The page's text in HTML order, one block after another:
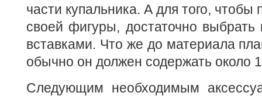
части купальника. А для того, чтобы
своей фигуры, достаточно
вставками. Что же до материала
обычно он должен содержать около
Следующим необходимым